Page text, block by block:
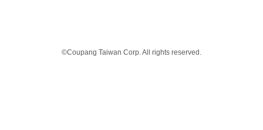
©Coupang Taiwan Corp. All rights reserved.